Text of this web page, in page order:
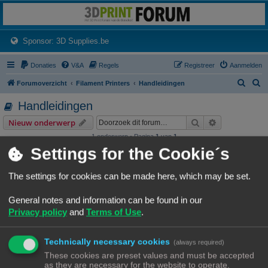
Het 3D print forum van de Benelux na de sluiting van 3dprintforum.nl
Sponsor: 3D Supplies.be(Opens a new tab)
Donaties V&A Regels Aanmelden
Registreer
Forumoverzicht Filament Printers Handleidingen
Handleidingen
Nieuw onderwerp Zoek
1 onderwerp • Pagina1van1
Onderwerpen
Klipper Stap voor stap installatiegids
Hoe Klipper installeren.
Reacties: 14
Nieuw onderwerp
1 onderwerp • Pagina1van 1
Ga naar
Settings for the Cookie´s
The settings for cookies can be made here, which may be set.
General notes and information can be found in our
Privacy policy and Terms of Use.
Technically necessary cookies (always required)
These cookies are preset values and must be accepted
as they are necessary for the website to operate.